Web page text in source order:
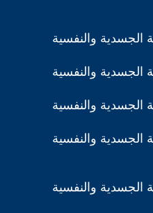
الجسدية والنفسية
الجسدية والنفسية
الجسدية والنفسية
الجسدية والنفسية
الجسدية والنفسية